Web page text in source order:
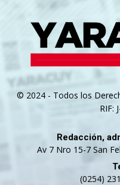
© 2024 - Todos los
RIF:
Redacción,
Av 7 Nro 15-7 San
(0254)